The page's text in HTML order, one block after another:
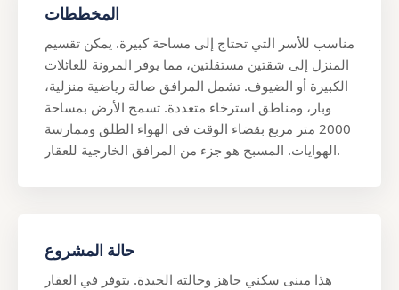
المخططات
مناسب للأسر التي تحتاج إلى مساحة كبيرة. يمكن تقسيم
المنزل إلى شقتين مستقلتين، مما يوفر المرونة للعائلات
الكبيرة أو الضيوف. تشمل المرافق صالة رياضية منزلية،
وبار، ومناطق استرخاء متعددة. تسمح الأرض بمساحة
2000 متر مربع بقضاء الوقت في الهواء الطلق وممارسة
الهوايات. المسبح هو جزء من المرافق الخارجية للعقار.
حالة المشروع
هذا مبنى سكني جاهز وحالته الجيدة. يتوفر في العقار